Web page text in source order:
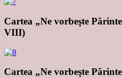
Cartea „Ne vorbeşte
VIII)
Cartea „Ne vorbeşte